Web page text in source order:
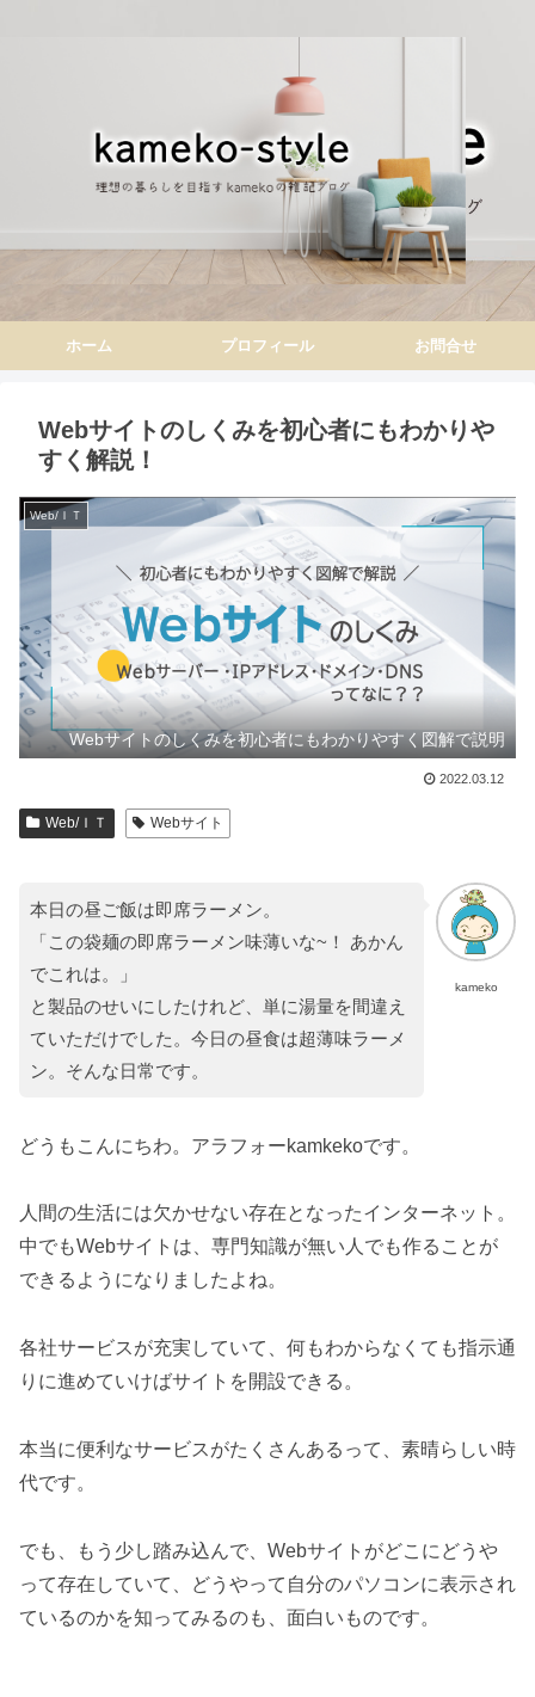
ホーム プロフィール お問合せ
Webサイトのしくみを初心者にもわかりや
すく解説！
Web/ＩＴ
Webサイトのしくみを初心者にもわかりやすく図解で説明
2022.03.12
Web/ＩＴ Webサイト
kameko
本日の昼ご飯は即席ラーメン。
「この袋麺の即席ラーメン味薄いな~！ あかん
でこれは。」
と製品のせいにしたけれど、単に湯量を間違え
ていただけでした。今日の昼食は超薄味ラーメ
ン。そんな日常です。
どうもこんにちわ。アラフォーkamkekoです。
人間の生活には欠かせない存在となったインターネット。
中でもWebサイトは、専門知識が無い人でも作ることが
できるようになりましたよね。
各社サービスが充実していて、何もわからなくても指示通
りに進めていけばサイトを開設できる。
本当に便利なサービスがたくさんあるって、素晴らしい時
代です。
でも、もう少し踏み込んで、Webサイトがどこにどうや
って存在していて、どうやって自分のパソコンに表示され
ているのかを知ってみるのも、面白いものです。